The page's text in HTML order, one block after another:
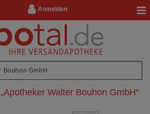
Anmelden
„Apotheker Walter Bouhon GmbH“